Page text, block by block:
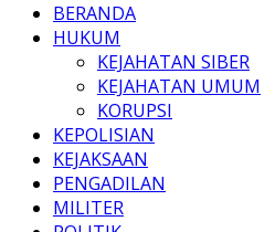
BERANDA
HUKUM
KEJAHATAN SIBER
KEJAHATAN UMUM
KORUPSI
KEPOLISIAN
KEJAKSAAN
PENGADILAN
MILITER